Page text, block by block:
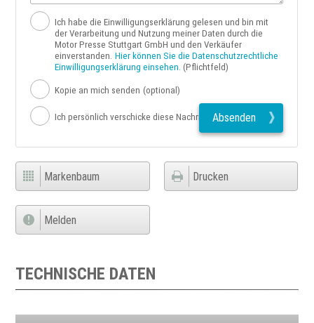
Ich habe die Einwilligungserklärung gelesen und bin mit
der Verarbeitung und Nutzung meiner Daten durch die
Motor Presse Stuttgart GmbH und den Verkäufer
einverstanden. Hier können Sie die Datenschutzrechtliche
Einwilligungserklärung einsehen. (Pflichtfeld)
Kopie an mich senden (optional)
Ich persönlich verschicke diese Nachricht Absenden
Markenbaum Drucken
Melden
TECHNISCHE DATEN